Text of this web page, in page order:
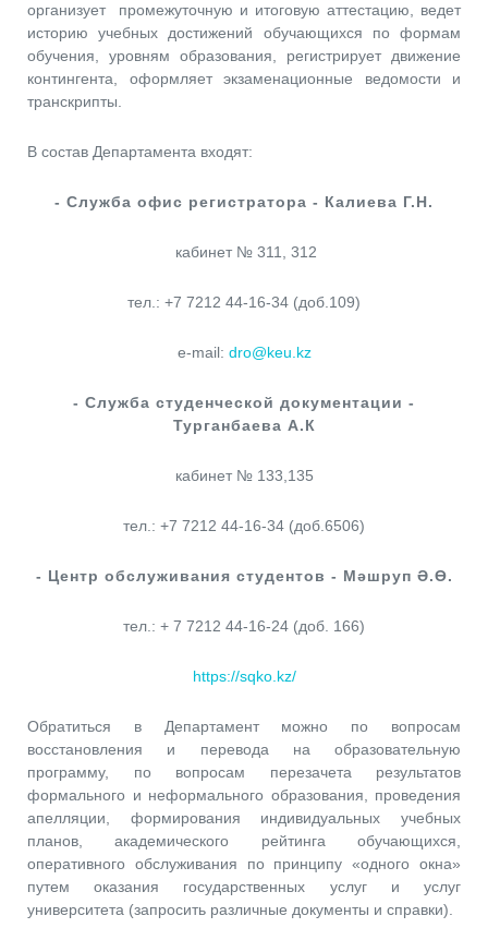
организует промежуточную и итоговую аттестацию, ведет
историю учебных достижений обучающихся по формам
обучения, уровням образования, регистрирует движение
контингента, оформляет экзаменационные ведомости и
транскрипты.
В состав Департамента входят:
- Служба офис регистратора - Калиева Г.Н.
кабинет № 311, 312
тел.: +7 7212 44-16-34 (доб.109)
e-mail: dro@keu.kz
- Служба студенческой документации -
Турганбаева А.К
кабинет № 133,135
тел.: +7 7212 44-16-34 (доб.6506)
- Центр обслуживания студентов - Мәшруп Ә.Ө.
тел.: + 7 7212 44-16-24 (доб. 166)
https://sqko.kz/
Обратиться в Департамент можно по вопросам
восстановления и перевода на образовательную
программу, по вопросам перезачета результатов
формального и неформального образования, проведения
апелляции, формирования индивидуальных учебных
планов, академического рейтинга обучающихся,
оперативного обслуживания по принципу «одного окна»
путем оказания государственных услуг и услуг
университета (запросить различные документы и справки).